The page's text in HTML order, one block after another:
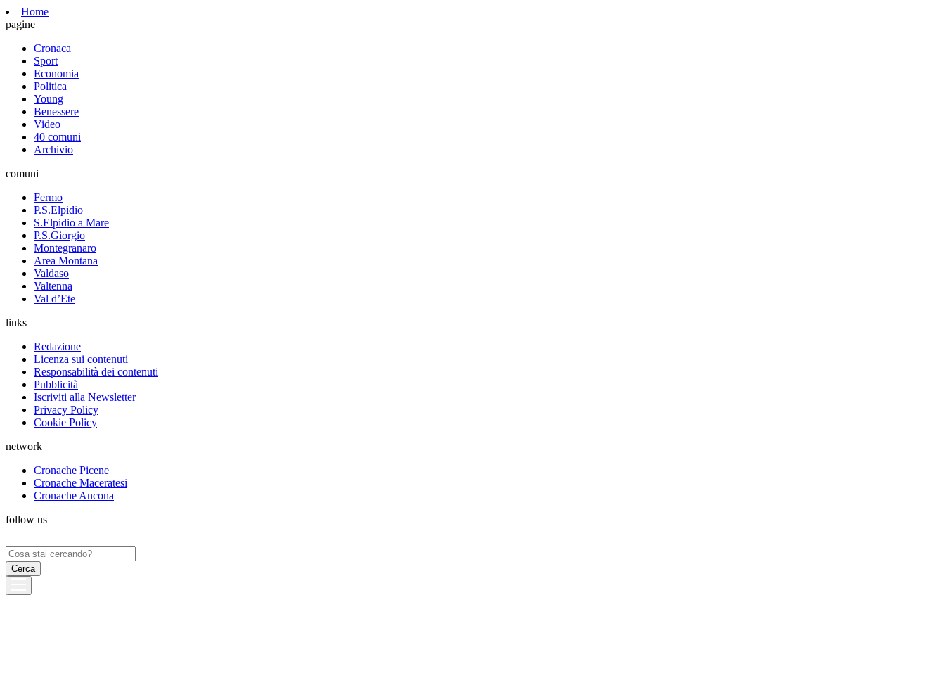
Home
pagine
Cronaca
Sport
Economia
Politica
Young
Benessere
Video
40 comuni
Archivio
comuni
Fermo
P.S.Elpidio
S.Elpidio a Mare
P.S.Giorgio
Montegranaro
Area Montana
Valdaso
Valtenna
Val d’Ete
links
Redazione
Licenza sui contenuti
Responsabilità dei contenuti
Pubblicità
Iscriviti alla Newsletter
Privacy Policy
Cookie Policy
network
Cronache Picene
Cronache Maceratesi
Cronache Ancona
follow us
Ricerca
per: